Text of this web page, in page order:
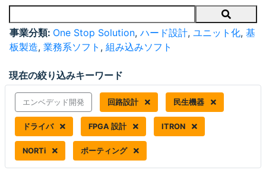
Search
事業分類: One Stop Solution, ハード設計, ユニット化, 基
板製造, 業務系ソフト , 組み込みソフト
現在の絞り込みキーワード
エンベデッド開発 回路設計 民生機器
ドライバ FPGA 設計 ITRON
NORTi ポーティング